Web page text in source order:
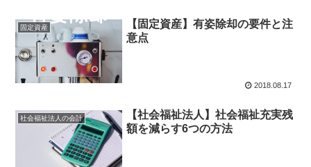
固定資産
【固定資産】有姿除却の要件と注
意点
2018.08.17
社会福祉法人の会計
【社会福祉法人】社会福祉充実残
額を減らす6つの方法